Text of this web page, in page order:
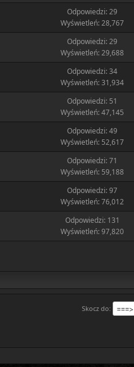
Odpowiedzi: 29
Wyświetleń: 28,767
Odpowiedzi: 29
Wyświetleń: 29,688
Odpowiedzi: 34
Wyświetleń: 31,934
Odpowiedzi: 51
Wyświetleń: 47,145
Odpowiedzi: 49
Wyświetleń: 52,617
Odpowiedzi: 71
Wyświetleń: 59,188
Odpowiedzi: 97
Wyświetleń: 76,012
Odpowiedzi: 131
Wyświetleń: 97,820
Skocz do